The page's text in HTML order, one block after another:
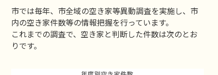
市では毎年、市全域の空き家等異動調査を実施し、市
内の空き家件数等の情報把握を行っています。
これまでの調査で、空き家と判断した件数は次のとお
りです。